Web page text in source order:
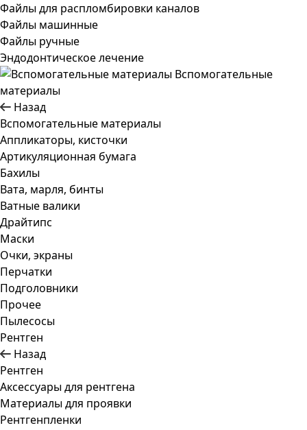
Файлы для распломбировки каналов
Файлы машинные
Файлы ручные
Эндодонтическое лечение
Вспомогательные
материалы
Назад
Вспомогательные материалы
Аппликаторы, кисточки
Артикуляционная бумага
Бахилы
Вата, марля, бинты
Ватные валики
Драйтипс
Маски
Очки, экраны
Перчатки
Подголовники
Прочее
Пылесосы
Рентген
Назад
Рентген
Аксессуары для рентгена
Материалы для проявки
Рентгенпленки